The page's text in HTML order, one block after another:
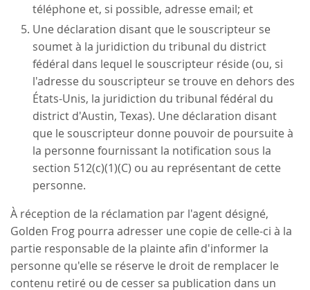
téléphone et, si possible, adresse email; et
Une déclaration disant que le souscripteur se
soumet à la juridiction du tribunal du district
fédéral dans lequel le souscripteur réside (ou, si
l'adresse du souscripteur se trouve en dehors des
États-Unis, la juridiction du tribunal fédéral du
district d'Austin, Texas). Une déclaration disant
que le souscripteur donne pouvoir de poursuite à
la personne fournissant la notification sous la
section 512(c)(1)(C) ou au représentant de cette
personne.
À réception de la réclamation par l'agent désigné,
Golden Frog pourra adresser une copie de celle-ci à la
partie responsable de la plainte afin d'informer la
personne qu'elle se réserve le droit de remplacer le
contenu retiré ou de cesser sa publication dans un